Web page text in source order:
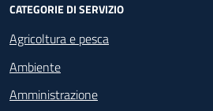
CATEGORIE DI SERVIZIO
Agricoltura e pesca
Ambiente
Amministrazione